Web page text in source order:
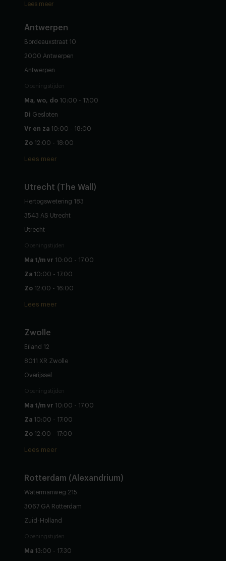
Lees meer
Antwerpen
Bordeauxstraat 10
2000 Antwerpen
Antwerpen
Openingstijden
Ma, wo, do 10:00 - 17:00
Di Gesloten
Vr en za 10:00 - 18:00
Zo 12:00 - 18:00
Lees meer
Utrecht (The Wall)
Hertogswetering 183
3543 AS Utrecht
Utrecht
Openingstijden
Ma t/m vr 10:00 - 17:00
Za 10:00 - 17:00
Zo 12:00 - 16:00
Lees meer
Zwolle
Eiland 12
8011 XR Zwolle
Overijssel
Openingstijden
Ma t/m vr 10:00 - 17:00
Za 10:00 - 17:00
Zo 12:00 - 17:00
Lees meer
Rotterdam (Alexandrium)
Watermanweg 215
3067 GA Rotterdam
Zuid-Holland
Openingstijden
Ma 13:00 - 17:30